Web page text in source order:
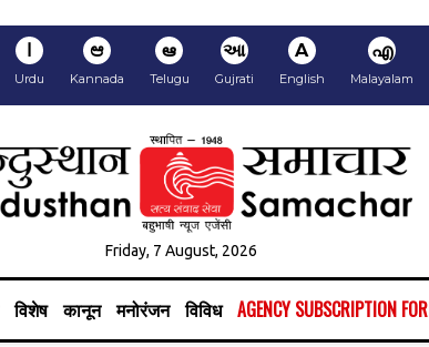
ا
Urdu
ಆ
Kannada
ఆ
Telugu
આ
Gujrati
A
English
എ
Malayalam
Friday, 7 August, 2026
विशेष कानून मनोरंजन विविध AGENCY SUBSCRIPTION